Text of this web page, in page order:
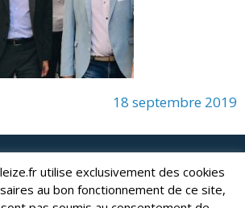
18 septembre 2019
- e-mail : lagleize2024@gmail.com
Copyright © 2024. Tous droits réservés.
utilise exclusivement des cookies
au bon fonctionnement de ce site,